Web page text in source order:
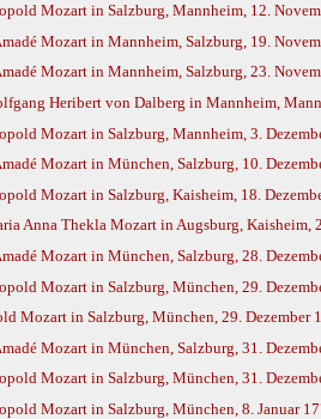
Mozart in Salzburg, Mannheim, 12.
Mozart in Mannheim, Salzburg, 19.
Mozart in Mannheim, Salzburg, 23.
Heribert von Dalberg in Mannheim,
Mozart in Salzburg, Mannheim, 3.
Mozart in München, Salzburg, 10.
Mozart in Salzburg, Kaisheim, 18.
Anna Thekla Mozart in Augsburg, Kaisheim,
Mozart in München, Salzburg, 28.
Mozart in Salzburg, München, 29.
Mozart in Salzburg, München, 29. Dezember
Mozart in München, Salzburg, 31.
Mozart in Salzburg, München, 31.
Mozart in Salzburg, München, 8. Januar